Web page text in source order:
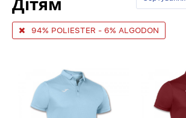
94% POLIESTER - 6% ALGODON